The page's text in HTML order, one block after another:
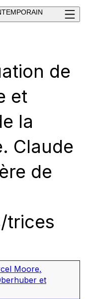
de
et
la
Claude
de
trices
Moore,
et